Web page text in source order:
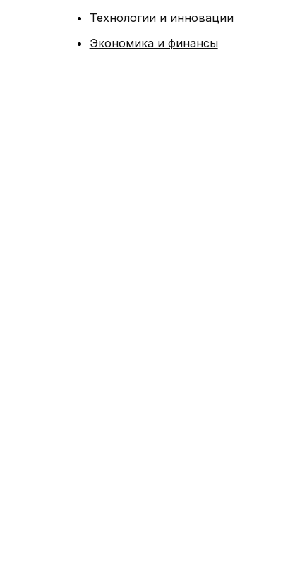
Технологии и инновации
Экономика и финансы